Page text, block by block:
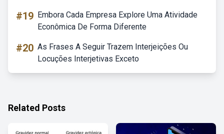
#19 Embora Cada Empresa Explore Uma Atividade
Econômica De Forma Diferente
#20 As Frases A Seguir Trazem Interjeições Ou
Locuções Interjetivas Exceto
Related Posts